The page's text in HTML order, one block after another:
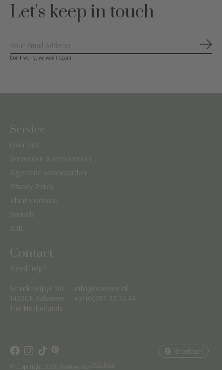
Let's keep in touch
Don’t worry, we won’t spam
Service
Over ons
Verzenden & retourneren
Algemene voorwaarden
Privacy Policy
Klantenservice
Winkels
B2B
Contact
Need help?
Schinkeldijkje 16s
1432CE Aalsmeer
The Netherlands
info@poetree.nl
+31(0)297 22 33 44
© Copyright 2026 Poetree Kids RSS-feed
Nederlands
Nederlands